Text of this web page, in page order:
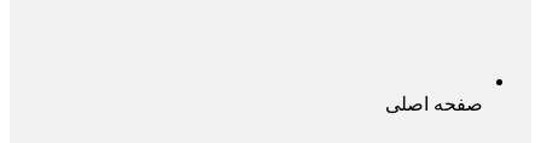
صفحه اصلی